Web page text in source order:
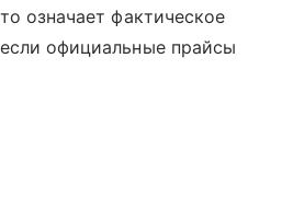
означает фактическое
официальные прайсы